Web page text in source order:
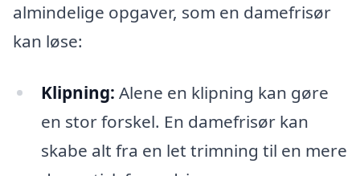
almindelige opgaver, som en damefrisør
kan løse:
Klipning: Alene en klipning kan gøre
en stor forskel. En damefrisør kan
skabe alt fra en let trimning til en mere